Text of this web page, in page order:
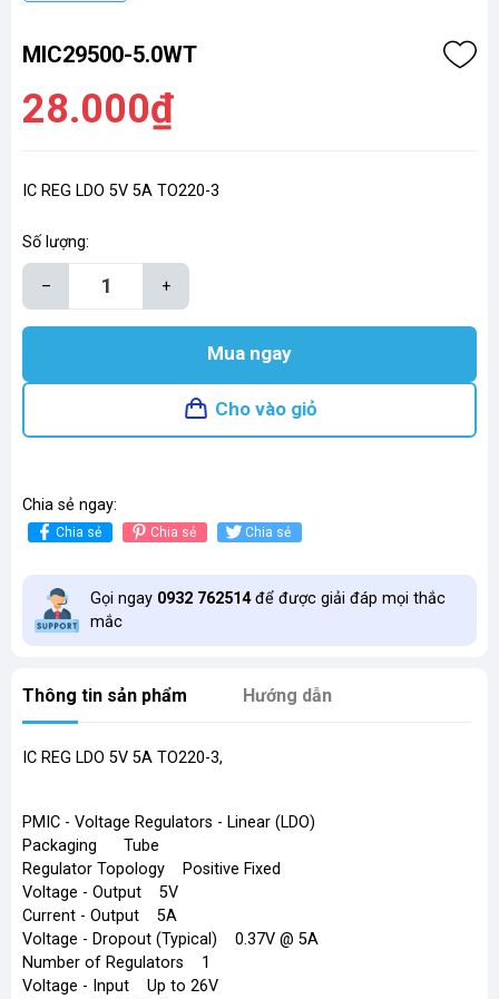
MIC29500-5.0WT
28.000₫
IC REG LDO 5V 5A TO220-3
Số lượng:
– +
Mua ngay
Cho vào giỏ
Chia sẻ ngay:
Chia sẻ Chia sẻ Chia sẻ
Gọi ngay 0932 762514để được giải đáp mọi thắc
mắc
Thông tin sản phẩm Hướng dẫn
IC REG LDO 5V 5A TO220-3,
PMIC - Voltage Regulators - Linear (LDO)
Packaging Tube
Regulator Topology Positive Fixed
Voltage - Output 5V
Current - Output 5A
Voltage - Dropout (Typical) 0.37V @ 5A
Number of Regulators 1
Voltage - Input Up to 26V